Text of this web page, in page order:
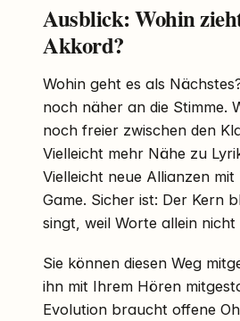
Ausblick: Wohin
Akkord?
Wohin geht es als
noch näher an die Stimme.
noch freier zwischen den
Vielleicht mehr Nähe zu
Vielleicht neue Allianzen
Game. Sicher ist: Der Kern
singt, weil Worte allein nicht
Sie können diesen Weg
ihn mit Ihrem Hören
Evolution braucht offene